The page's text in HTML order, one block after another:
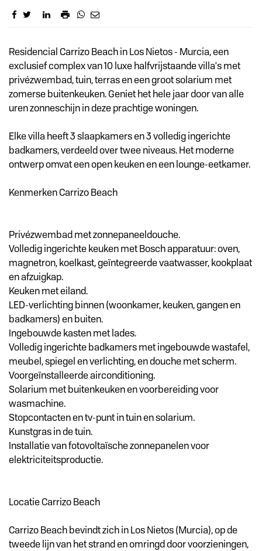
Omschrijving
Residencial Carrizo Beach in Los Nietos - Murcia, een
exclusief complex van 10 luxe halfvrijstaande villa's met
privézwembad, tuin, terras en een groot solarium met
zomerse buitenkeuken. Geniet het hele jaar door van alle
uren zonneschijn in deze prachtige woningen.
Elke villa heeft 3 slaapkamers en 3 volledig ingerichte
badkamers, verdeeld over twee niveaus. Het moderne
ontwerp omvat een open keuken en een lounge-eetkamer.
Kenmerken Carrizo Beach
Privézwembad met zonnepaneeldouche.
Volledig ingerichte keuken met Bosch apparatuur: oven,
magnetron, koelkast, geïntegreerde vaatwasser, kookplaat
en afzuigkap.
Keuken met eiland.
LED-verlichting binnen (woonkamer, keuken, gangen en
badkamers) en buiten.
Ingebouwde kasten met lades.
Volledig ingerichte badkamers met ingebouwde wastafel,
meubel, spiegel en verlichting, en douche met scherm.
Voorgeïnstalleerde airconditioning.
Solarium met buitenkeuken en voorbereiding voor
wasmachine.
Stopcontacten en tv-punt in tuin en solarium.
Kunstgras in de tuin.
Installatie van fotovoltaïsche zonnepanelen voor
elektriciteitsproductie.
Locatie Carrizo Beach
Carrizo Beach bevindt zich in Los Nietos (Murcia), op de
tweede lijn van het strand en omringd door voorzieningen,